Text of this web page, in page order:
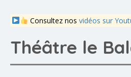
Consultez nos vidéos sur
Théâtre le